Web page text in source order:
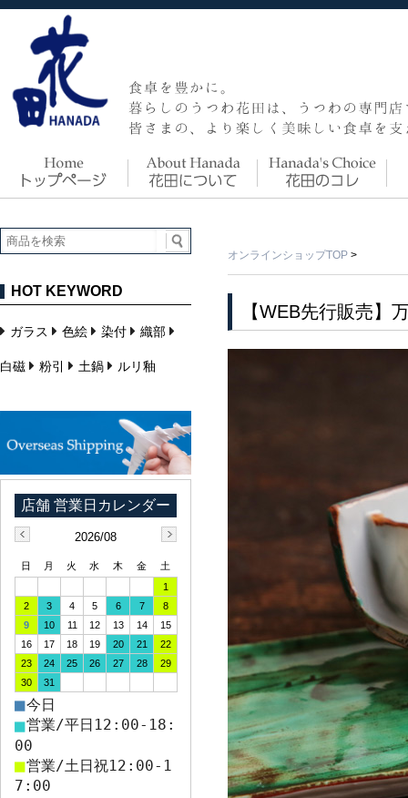
オンラインショップTOP >
【WEB先行販売】
HOT KEYWORD
ガラス 色絵 染付 織部
白磁 粉引 土鍋 ルリ釉
2026/08
日 月 火 水 木 金
土
1
2
3 4 5 6 7
8
9
10 11 12 13 14
15
16
17 18 19 20 21
22
23
24 25 26 27 28
29
30
31
■今日
■営業/平日12:00-18:
00
■営業/土日祝12:00-1
7:00